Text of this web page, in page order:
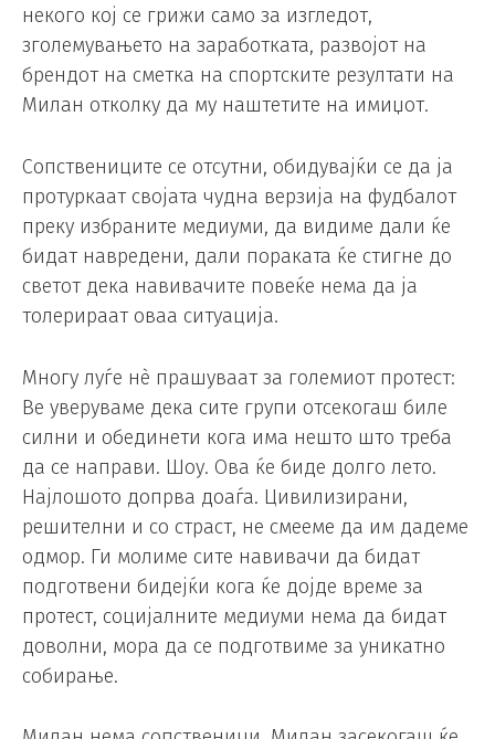
некого кој се грижи само за изгледот,
зголемувањето на заработката, развојот на
брендот на сметка на спортските резултати на
Милан отколку да му наштетите на имиџот.
Сопствениците се отсутни, обидувајќи се да ја
протуркаат својата чудна верзија на фудбалот
преку избраните медиуми, да видиме дали ќе
бидат навредени, дали пораката ќе стигне до
светот дека навивачите повеќе нема да ја
толерираат оваа ситуација.
Многу луѓе нè прашуваат за големиот протест:
Ве уверуваме дека сите групи отсекогаш биле
силни и обединети кога има нешто што треба
да се направи. Шоу. Ова ќе биде долго лето.
Најлошото допрва доаѓа. Цивилизирани,
решителни и со страст, не смееме да им дадеме
одмор. Ги молиме сите навивачи да бидат
подготвени бидејќи кога ќе дојде време за
протест, социјалните медиуми нема да бидат
доволни, мора да се подготвиме за уникатно
собирање.